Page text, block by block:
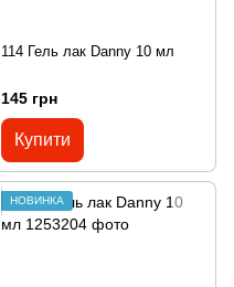
114 Гель лак Danny 10 мл
145 грн
Купити
НОВИНКА